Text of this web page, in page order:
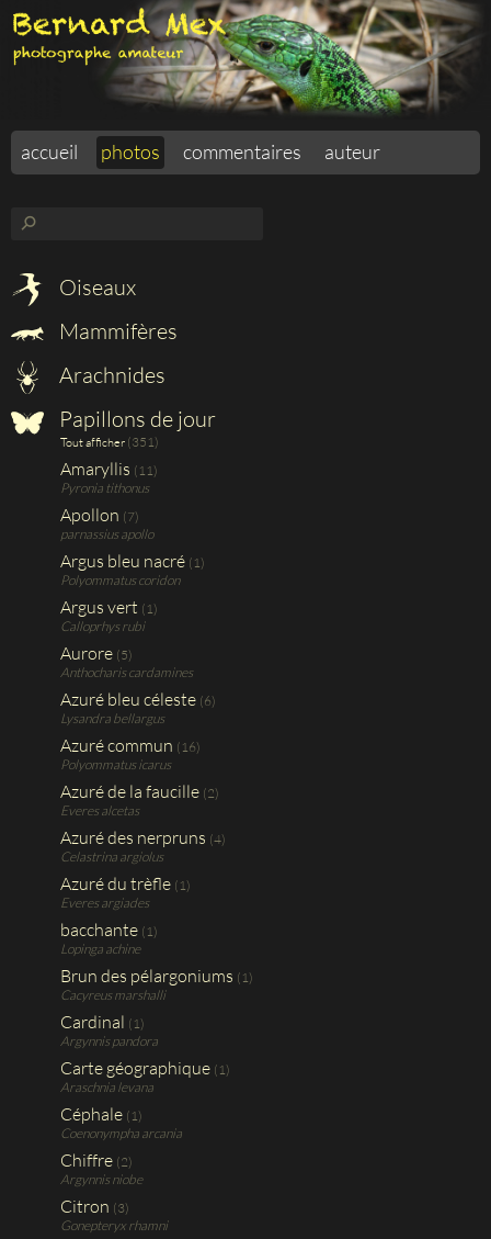
accueil photos commentaires auteur
⚲
Oiseaux
Mammifères
Arachnides
Papillons de jour
Tout afficher (351)
Amaryllis (11)
Pyronia tithonus
Apollon (7)
parnassius apollo
Argus bleu nacré (1)
Polyommatus coridon
Argus vert (1)
Calloprhys rubi
Aurore (5)
Anthocharis cardamines
Azuré bleu céleste (6)
Lysandra bellargus
Azuré commun (16)
Polyommatus icarus
Azuré de la faucille (2)
Everes alcetas
Azuré des nerpruns (4)
Celastrina argiolus
Azuré du trèfle (1)
Everes argiades
bacchante (1)
Lopinga achine
Brun des pélargoniums (1)
Cacyreus marshalli
Cardinal (1)
Argynnis pandora
Carte géographique (1)
Araschnia levana
Céphale (1)
Coenonympha arcania
Chiffre (2)
Argynnis niobe
Citron (3)
Gonepteryx rhamni